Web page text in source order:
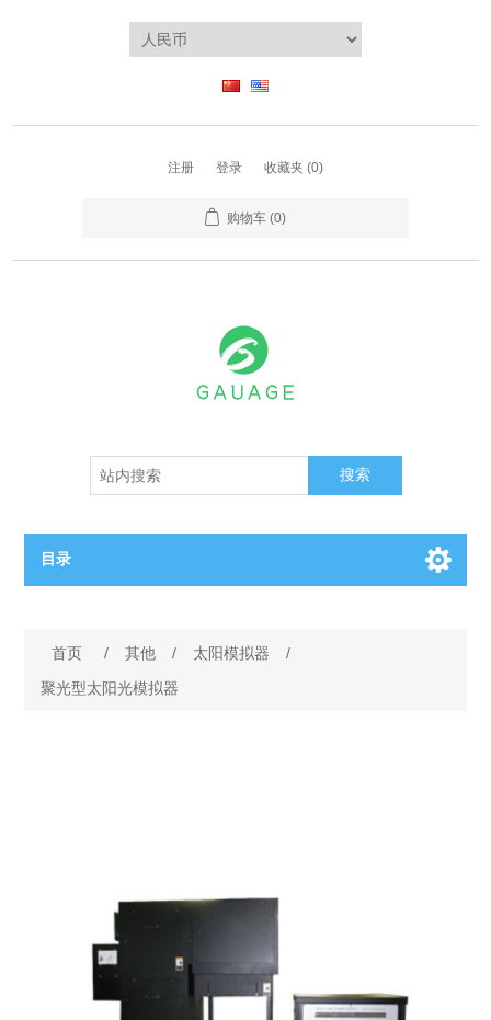
注册 登录 收藏夹 (0)
购物车 (0)
搜索
目录
OCT MZI干涉仪
OCT（光学相干断层扫描）整机
OCT 光源单元
BC电池解决方案
透光率测试仪
椭偏仪（Ellipsometer）
物理气相沉积设备
化学气相沉积设备
氧碳分析仪
光电直读光谱仪
钙钛矿太阳能电池
光电类核心器件
首页 / 其他 / 太阳模拟器
/
聚光型太阳光模拟器